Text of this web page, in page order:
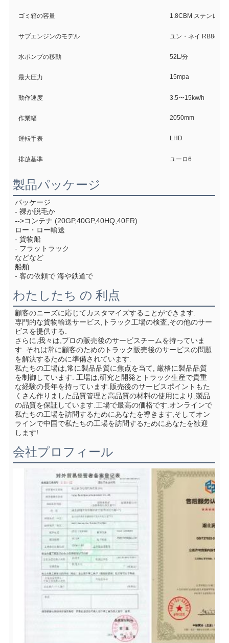
ゴミ箱の容量 1.8CBM ステンレス
サブエンジンのモデル ユン・ネイ RB8415
水ポンプの移動 52L/分
最大圧力 15mpa
動作速度 3.5〜15kw/h
作業幅 2050mm
運転手表 LHD
排放基準 ユーロ6
製品パッケージ
パッケージ
- 裸か脱毛か
-->コンテナ (20GP,40GP,40HQ,40FR)
ロー・ロー輸送
- 貨物船
- フラットラック
などなど
船舶
- 客の依頼で 海や鉄道で
わたしたち の 利点
顧客のニーズに応じてカスタマイズすることができます.
専門的な貨物輸送サービス,トラック工場の検査,その他のサー
ビスを提供する.
さらに,我々は,プロの販売後のサービスチームを持っていま
す. それは常に顧客のためのトラック販売後のサービスの問題
を解決するために準備されています.
私たちの工場は,常に製品品質に焦点を当て, 厳格に製品品質
を制御しています. 工場は,研究と開発とトラック生産で貴重
な経験の長年を持っています.販売後のサービスポイントもた
くさん作りました品質管理と高品質の材料の使用により,製品
の品質を保証しています.工場で最高の価格です.オンラインで
私たちの工場を訪問するためにあなたを導きます,そしてオン
ラインで中国で私たちの工場を訪問するためにあなたを歓迎
します!
会社プロフィール